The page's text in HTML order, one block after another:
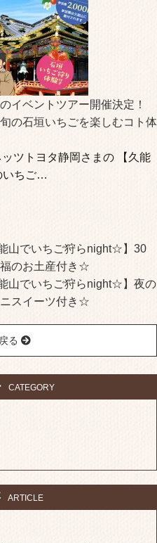
イベントツアー開催決定！
の石垣いちごを楽しむコト体
ツトヨタ静岡さまの 【久能
いちご…
山でいちご狩らnight☆】30
のお土産付き☆
山でいちご狩らnight☆】夜の
スイーツ付き☆
る
CATEGORY
ARTICLE